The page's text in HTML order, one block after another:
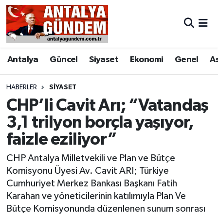
Antalya Güncel Siyaset Ekonomi Genel
HABERLER SIYASET
CHP’li Cavit Arı; “Vatandaş
3,1 trilyon borçla yaşıyor,
faizle eziliyor”
CHP Antalya Milletvekili ve Plan ve Bütçe
Komisyonu Üyesi Av. Cavit ARI; Türkiye
Cumhuriyet Merkez Bankası Başkanı Fatih
Karahan ve yöneticilerinin katılımıyla Plan Ve
Bütçe Komisyonunda düzenlenen sunum sonrası
Antalya
Asayiş
Bilim & Teknoloji
Bölge
EĞİTİM
Ekonomi
Genel
Görüntülü Haber
Antalya Nöbetçi Eczaneler
Antalya Hava Durumu
Antalya Namaz Vakitleri
Antalya Trafik Yoğunluk Haritası
Süper Lig Puan Durumu ve Fikstür
Tüm Manşetler
Son Dakika Haberleri
Haber Arşivi